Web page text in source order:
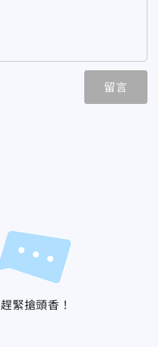
留言
緊搶頭香！